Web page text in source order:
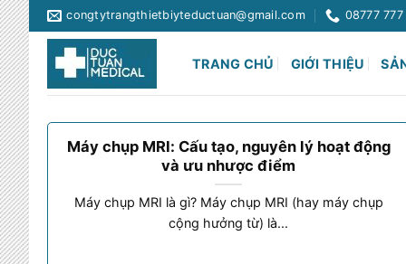
Chuyển
đến
nội
dung
congtytrangthietbiyteductuan@gmail.com 08777
TRANG CHỦ GIỚI THIỆU
Máy chụp MRI: Cấu tạo, nguyên lý hoạt động
và ưu nhược điểm
Máy chụp MRI là gì? Máy chụp MRI (hay máy chụp
cộng hưởng từ) là...